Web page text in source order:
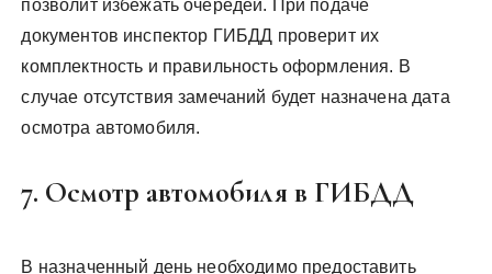
позволит избежать очередей. При подаче
документов инспектор ГИБДД проверит их
комплектность и правильность оформления. В
случае отсутствия замечаний будет назначена дата
осмотра автомобиля.
7. Осмотр автомобиля в ГИБДД
В назначенный день необходимо предоставить